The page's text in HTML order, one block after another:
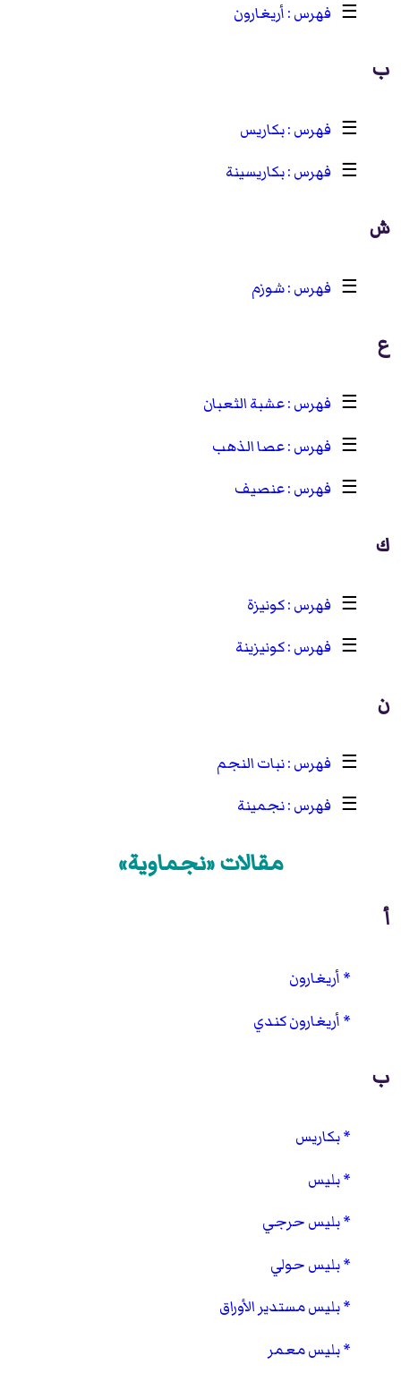
☰ أريغارون
ب
☰
بكاريس
☰
بكاريسينة
ش
☰ شوزم
ع
☰
عشبة الثعبان
☰
عصا الذهب
☰
عنصيف
ك
☰
كونيزة
☰
كونيزينة
ن
☰
نبات النجم
☰
نجمينة
مقالات «نجماوية»
أ
أريغارون
أريغارون كندي
ب
بكاريس
بليس
بليس حرجي
بليس حولي
بليس مستدير الأوراق
بليس معمر